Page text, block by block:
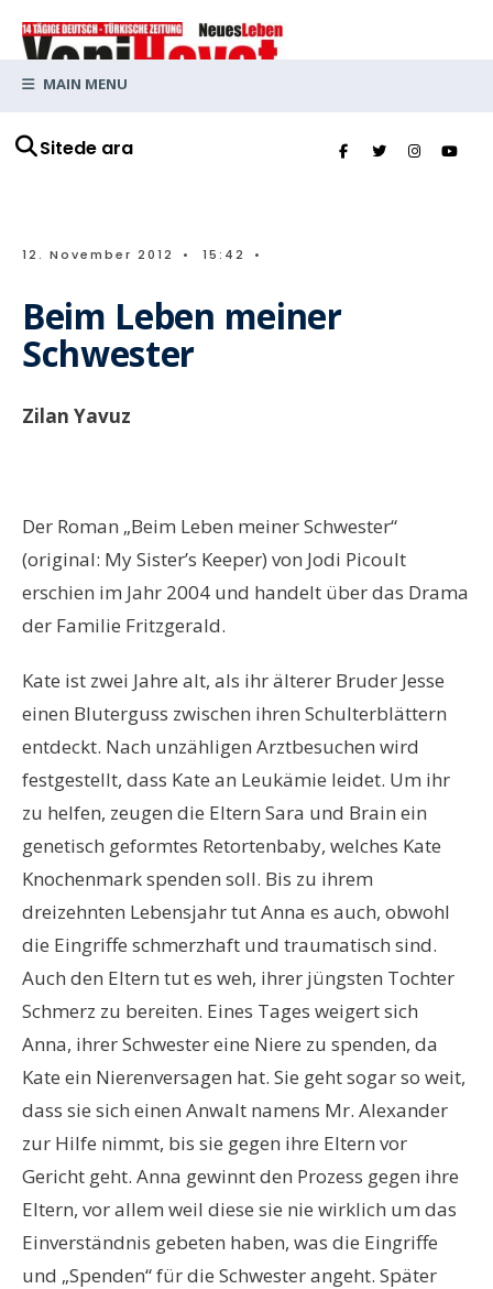
Sitede ara
MAIN MENU
12. November 2012 • 15:42 •
Beim Leben meiner
Schwester
Zilan Yavuz
Der Roman „Beim Leben meiner Schwester“
(original: My Sister’s Keeper) von Jodi Picoult
erschien im Jahr 2004 und handelt über das Drama
der Familie Fritzgerald.
Kate ist zwei Jahre alt, als ihr älterer Bruder Jesse
einen Bluterguss zwischen ihren Schulterblättern
entdeckt. Nach unzähligen Arztbesuchen wird
festgestellt, dass Kate an Leukämie leidet. Um ihr
zu helfen, zeugen die Eltern Sara und Brain ein
genetisch geformtes Retortenbaby, welches Kate
Knochenmark spenden soll. Bis zu ihrem
dreizehnten Lebensjahr tut Anna es auch, obwohl
die Eingriffe schmerzhaft und traumatisch sind.
Auch den Eltern tut es weh, ihrer jüngsten Tochter
Schmerz zu bereiten. Eines Tages weigert sich
Anna, ihrer Schwester eine Niere zu spenden, da
Kate ein Nierenversagen hat. Sie geht sogar so weit,
dass sie sich einen Anwalt namens Mr. Alexander
zur Hilfe nimmt, bis sie gegen ihre Eltern vor
Gericht geht. Anna gewinnt den Prozess gegen ihre
Eltern, vor allem weil diese sie nie wirklich um das
Einverständnis gebeten haben, was die Eingriffe
und „Spenden“ für die Schwester angeht. Später